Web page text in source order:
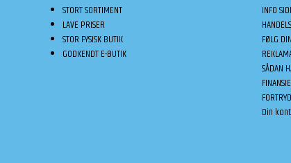
STORT SORTIMENT
LAVE PRISER
STOR FYSISK BUTIK
GODKENDT E-BUTIK
INFO
FØLG
SÅDAN
Din